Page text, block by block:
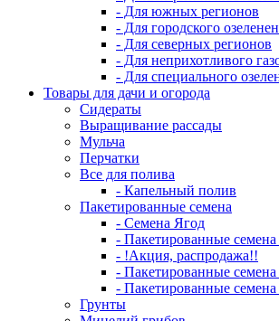
- Для южных регионов
- Для городского
- Для северных регионов
- Для неприхотливого
- Для специального
Товары для дачи и огорода
Сидераты
Выращивание рассады
Мульча
Перчатки
Все для полива
- Капельный полив
Пакетированные семена
- Семена Ягод
- Пакетированные семена
- !Акция, распродажа!!
- Пакетированные семена
- Пакетированные
Грунты